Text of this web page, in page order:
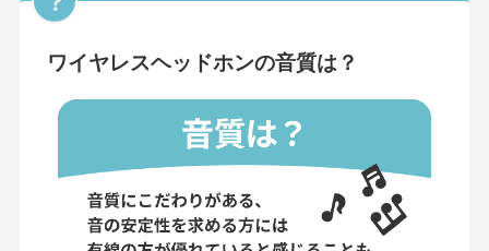
ワイヤレスヘッドホンの音質は？